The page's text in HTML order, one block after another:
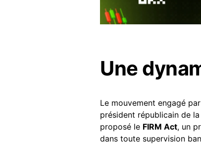
Une
Le mouvement engagé
président républicain de
proposé le FIRM Act, un
dans toute supervision